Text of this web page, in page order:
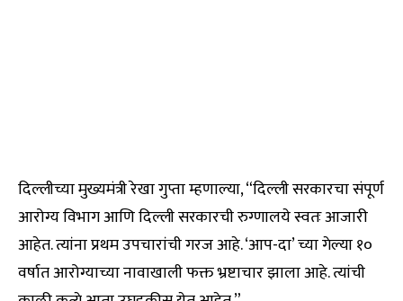
दिल्लीच्या मुख्यमंत्री रेखा गुप्ता म्हणाल्या, “दिल्ली सरकारचा संपूर्ण
आरोग्य विभाग आणि दिल्ली सरकारची रुग्णालये स्वतः आजारी
आहेत. त्यांना प्रथम उपचारांची गरज आहे. ‘आप-दा’ च्या गेल्या १०
वर्षात आरोग्याच्या नावाखाली फक्त भ्रष्टाचार झाला आहे. त्यांची